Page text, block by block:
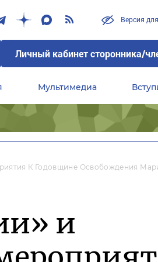
Версия
Личный кабинет сторонника/
Мультимедиа
К Годовщине Освобождения
и